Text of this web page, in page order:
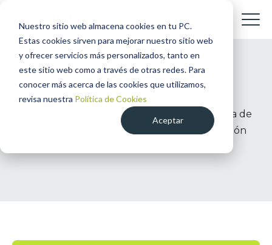
Nuestro sitio web almacena cookies en tu PC.
Estas cookies sirven para mejorar nuestro sitio web
y ofrecer servicios más personalizados, tanto en
este sitio web como a través de otras redes. Para
conocer más acerca de las cookies que utilizamos,
revisa nuestra Política de Cookies
Aceptar
Glosario
Encuentra aquí contenido sobre terminología de
diseño digital, UX y UI, Service design, innovación
abierta, canales digitales, portales web y apps.